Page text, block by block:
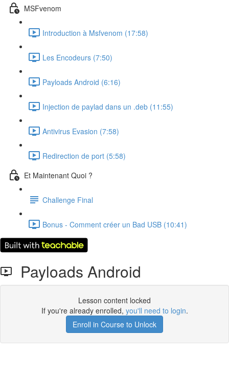
MSFvenom
Introduction à Msfvenom (17:58)
Les Encodeurs (7:50)
Payloads Android (6:16)
Injection de paylad dans un .deb (11:55)
Antivirus Evasion (7:58)
Redirection de port (5:58)
Et Maintenant Quoi ?
Challenge Final
Bonus - Comment créer un Bad USB (10:41)
Payloads Android
Lesson content locked
If you're already enrolled, you'll need to login.
Enroll in Course to Unlock